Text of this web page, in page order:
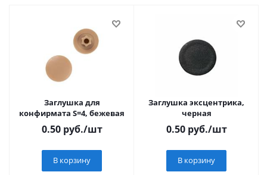
Заглушка для
конфирмата S=4, бежевая
0.50руб./шт
В корзину
Заглушка эксцентрика,
черная
0.50руб./шт
В корзину